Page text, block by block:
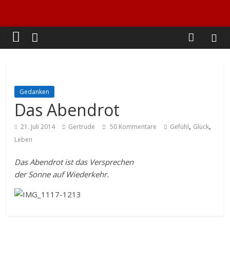
Gedanken
Das Abendrot
21. Juli 2014 Gertrude 50 Kommentare Gefühl, Glück,
Leben
Das Abendrot ist das Versprechen
der Sonne auf Wiederkehr.